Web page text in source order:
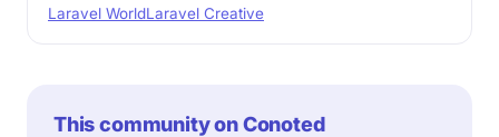
Laravel WorldLaravel Creative
This community on Conoted